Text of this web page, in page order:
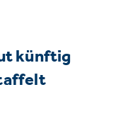
künftig